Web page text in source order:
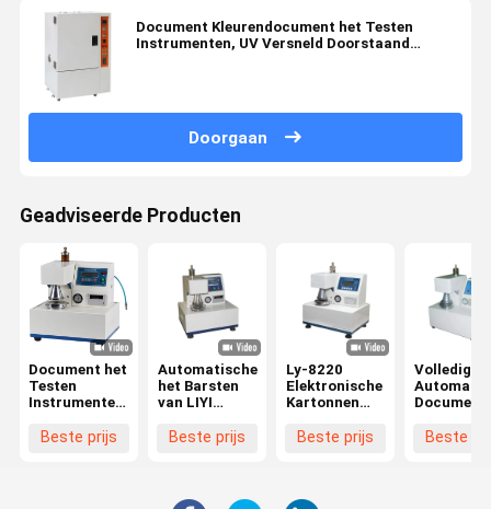
Document Kleurendocument het Testen
Instrumenten, UV Versneld Doorstaand
Doorgaan
Geadviseerde Producten
Document het
Testen
Instrumenten/Barstend
445×425×525mm
Beste prijs
Automatische
het Barsten
van LIYI
Sterkte van
Beste prijs
Ly-8220
Elektronische
Kartonnen
Automatische
Machine
Beste prijs
Volledig
Document
Beste